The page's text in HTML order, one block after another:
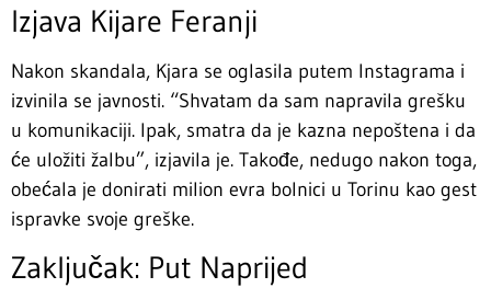
Izjava Kijare Feranji
Nakon skandala, Kjara se oglasila putem Instagrama i
izvinila se javnosti. “Shvatam da sam napravila grešku
u komunikaciji. Ipak, smatra da je kazna nepoštena i da
će uložiti žalbu”, izjavila je. Takođe, nedugo nakon toga,
obećala je donirati milion evra bolnici u Torinu kao gest
ispravke svoje greške.
Zaključak: Put Naprijed